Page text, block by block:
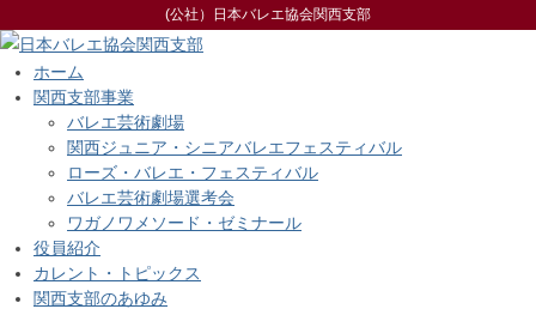
(公社）日本バレエ協会関西支部
ホーム
関西支部事業
バレエ芸術劇場
関西ジュニア・シニアバレエフェスティバル
ローズ・バレエ・フェスティバル
バレエ芸術劇場選考会
ワガノワメソード・ゼミナール
役員紹介
カレント・トピックス
関西支部のあゆみ